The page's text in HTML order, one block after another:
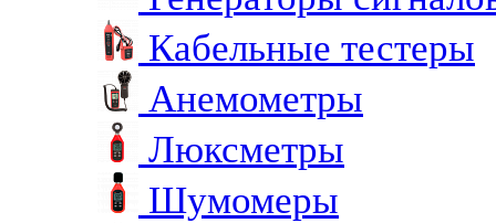
Кабельные тестеры
Анемометры
Люксметры
Шумомеры